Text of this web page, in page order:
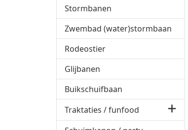
Stormbanen
Zwembad (water)stormbaan
Rodeostier
Glijbanen
Buikschuifbaan
Traktaties / funfood